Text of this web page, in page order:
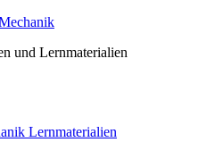
und Lernmaterialien
Lernmaterialien